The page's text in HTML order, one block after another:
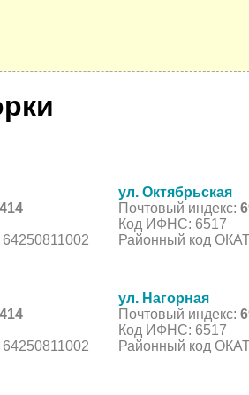
ул. Октябрьская
Почтовый индекс:
Код ИФНС: 6517
Районный код
ул. Нагорная
Почтовый индекс:
Код ИФНС: 6517
Районный код